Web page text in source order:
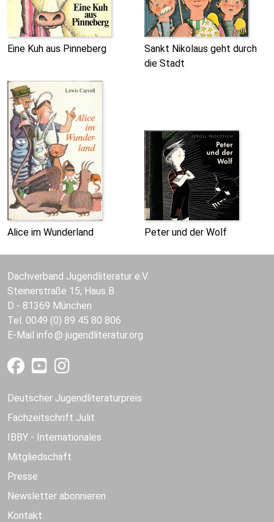
Eine Kuh aus Pinneberg
Sankt Nikolaus geht durch
die Stadt
Alice im Wunderland Peter und der Wolf
Dachverband Jugendliteratur e.V.
Steinerstraße 15, Haus B
D - 81369 München
Tel. 0049 (0) 89 45 80 806
E-Mail info jugendliteratur.org
Deutscher Jugendliteraturpreis
Fachzeitschrift Julit
IBBY - Internationales
Mitgliedschaft
Presse
Newsletter abonnieren
Kontakt